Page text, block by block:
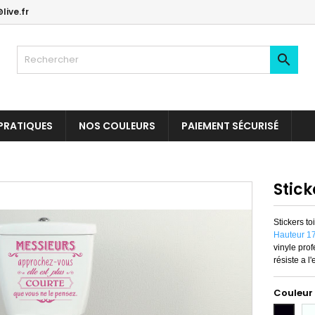

NOS COULEURS PAIEMENT SÉCURISÉ
Stickers
Hauteur
vinyle
résiste a
Couleur